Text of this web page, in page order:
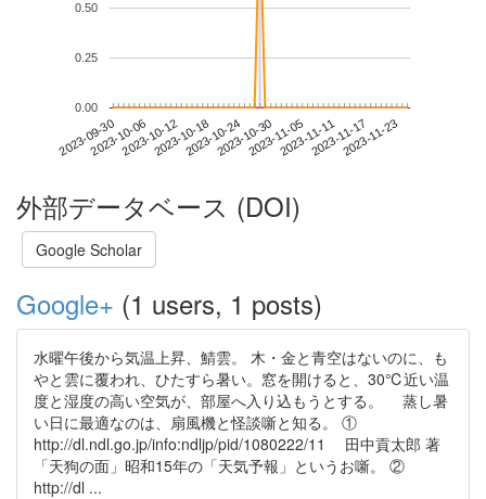
2023-09-302023-10-062023-10-122023-10-182023-10-242023-10-302023-11-052023-11-112023-11-172023-11-23
0.00
0.25
0.50
外部データベース (DOI)
Google Scholar
Google+ (1 users, 1 posts)
水曜午後から気温上昇、鯖雲。 木・金と青空はないのに、も
やと雲に覆われ、ひたすら暑い。窓を開けると、30℃近い温
度と湿度の高い空気が、部屋へ入り込もうとする。 蒸し暑
い日に最適なのは、扇風機と怪談噺と知る。 ①
http://dl.ndl.go.jp/info:ndljp/pid/1080222/11 田中貢太郎 著
「天狗の面」昭和15年の「天気予報」というお噺。 ②
http://dl ...